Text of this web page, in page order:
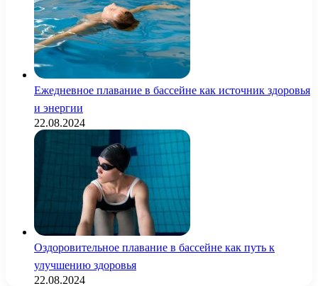
Ежедневное плавание в бассейне как источник здоровья
и энергии
22.08.2024
Оздоровительное плавание в бассейне как путь к
улучшению здоровья
22.08.2024